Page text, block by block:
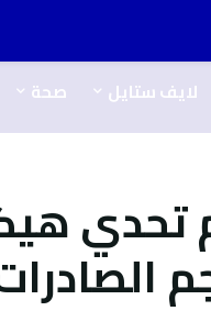
لايف ستايل صحة
تحدي